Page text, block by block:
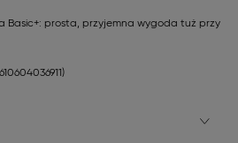
Basic+: prosta, przyjemna wygoda tuż przy